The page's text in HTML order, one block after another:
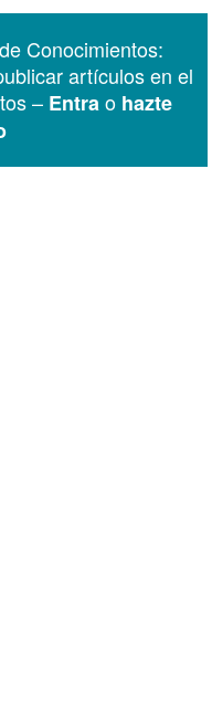
Conocimientos:
artículos en el
– Entrao hazte